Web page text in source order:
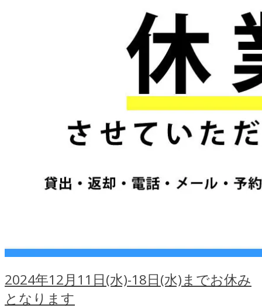
2024年12月11日(水)-18日(水)までお休み
となります